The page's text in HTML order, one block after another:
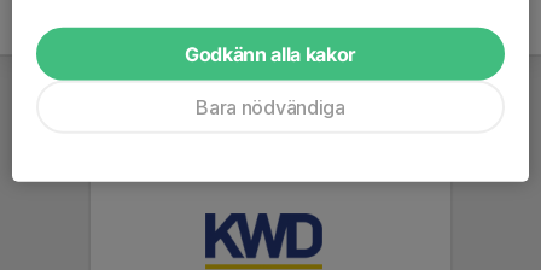
Godkänn alla kakor
Bara nödvändiga